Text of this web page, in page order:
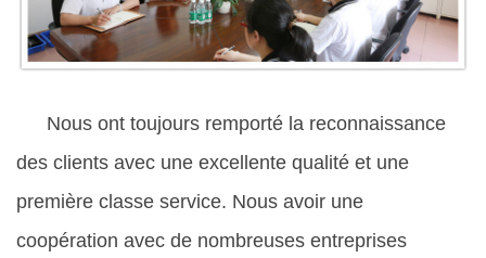
Nous ont toujours remporté la reconnaissance
des clients avec une excellente qualité et une
première classe service. Nous avoir une
coopération avec de nombreuses entreprises